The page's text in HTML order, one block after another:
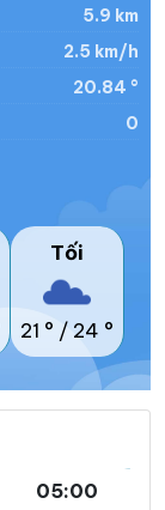
5.9 km
2.5 km/h
20.84 °
0
Tối
21 ° / 24 °
05:00